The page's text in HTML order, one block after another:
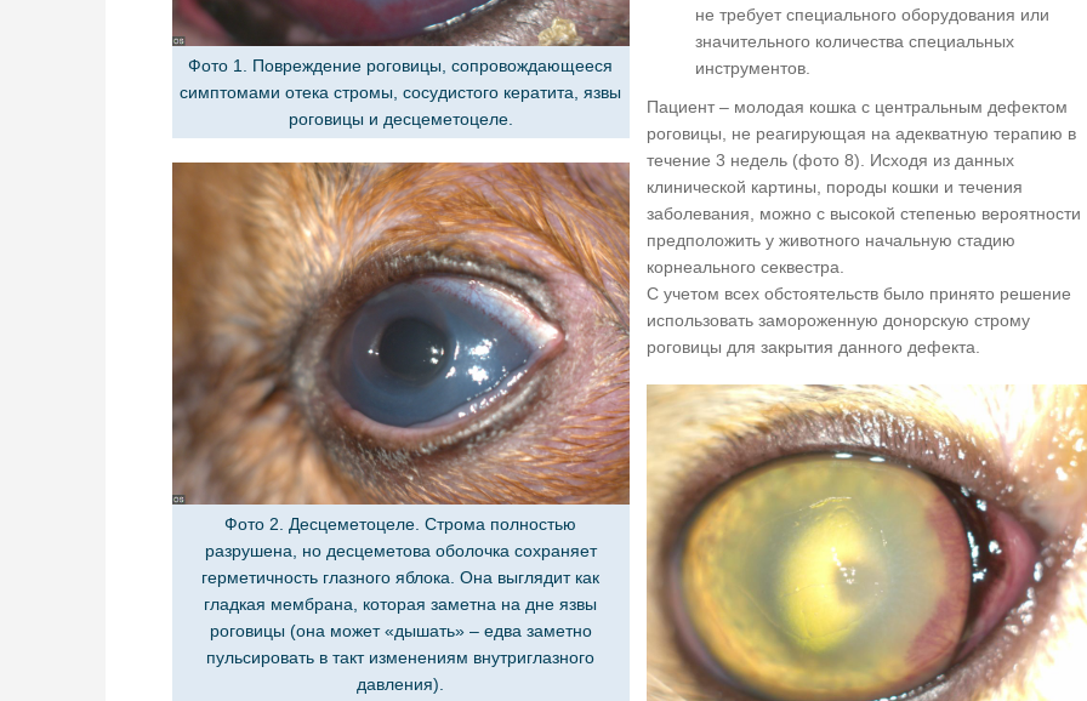
Фото 1. Повреждение роговицы, сопровождающееся
симптомами отека стромы, сосудистого кератита, язвы
роговицы и десцеметоцеле.
Фото 2. Десцеметоцеле. Строма полностью
разрушена, но десцеметова оболочка сохраняет
герметичность глазного яблока. Она выглядит как
гладкая мембрана, которая заметна на дне язвы
роговицы (она может «дышать» – едва заметно
пульсировать в такт изменениям внутриглазного
давления).
не требует специального оборудования или
значительного количества специальных
инструментов.
Пациент – молодая кошка с центральным дефектом
роговицы, не реагирующая на адекватную терапию в
течение 3 недель (фото 8). Исходя из данных
клинической картины, породы кошки и течения
заболевания, можно с высокой степенью вероятности
предположить у животного начальную стадию
корнеального секвестра.
С учетом всех обстоятельств было принято решение
использовать замороженную донорскую строму
роговицы для закрытия данного дефекта.